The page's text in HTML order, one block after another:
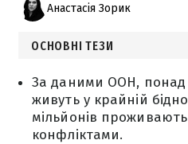
Анастасія Зорик
ОСНОВНІ ТЕЗИ
За даними ООН, понад
живуть у крайній
мільйонів
конфліктами.